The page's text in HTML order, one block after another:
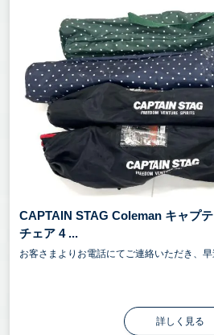
CAPTAIN STAG Coleman キャプ
チェア 4 ...
お客さまよりお電話にてご連絡いただき、
詳しく見る